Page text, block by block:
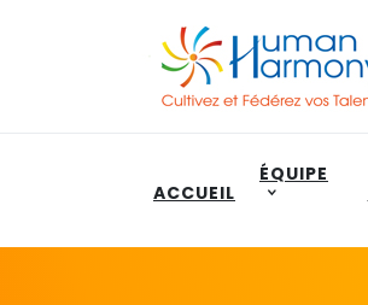
ACCUEIL
ÉQUIPE